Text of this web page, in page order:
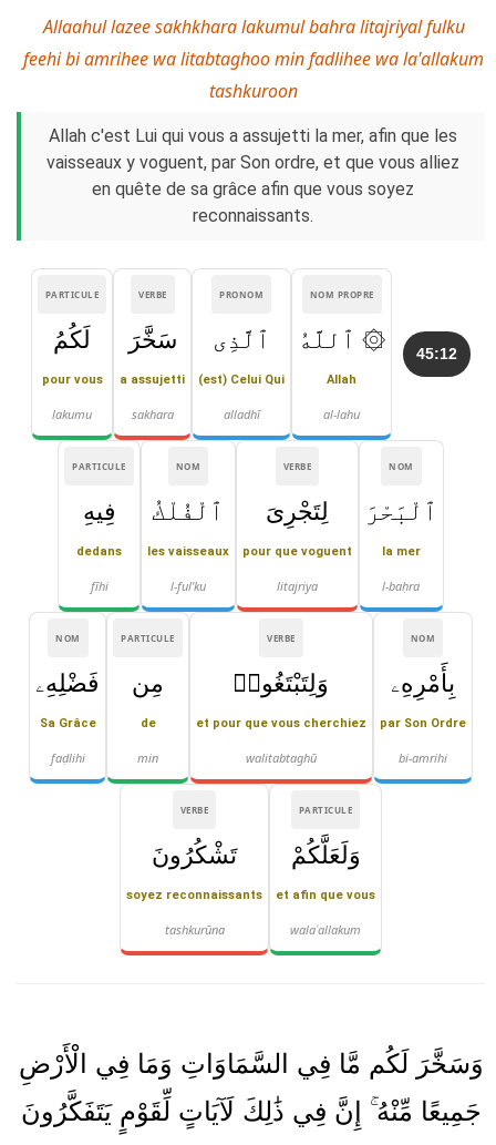
Allaahul lazee sakhkhara lakumul bahra litajriyal fulku
feehi bi amrihee wa litabtaghoo min fadlihee wa la'allakum
tashkuroon
Allah c'est Lui qui vous a assujetti la mer, afin que les
vaisseaux y voguent, par Son ordre, et que vous alliez
en quête de sa grâce afin que vous soyez
reconnaissants.
45:12
NOM PROPRE
۞ ٱللَّهُ
Allah
al-lahu
PRONOM
ٱلَّذِى
(est) Celui Qui
alladhī
VERBE
سَخَّرَ
a assujetti
sakhara
PARTICULE
لَكُمُ
pour vous
lakumu
NOM
ٱلْبَحْرَ
la mer
l-baḥra
VERBE
لِتَجْرِىَ
pour que voguent
litajriya
NOM
ٱلْفُلْكُ
les vaisseaux
l-ful'ku
PARTICULE
فِيهِ
dedans
fīhi
NOM
بِأَمْرِهِۦ
par Son Ordre
bi-amrihi
VERBE
وَلِتَبْتَغُوا۟
et pour que vous cherchiez
walitabtaghū
PARTICULE
مِن
de
min
NOM
فَضْلِهِۦ
Sa Grâce
faḍlihi
PARTICULE
وَلَعَلَّكُمْ
et afin que vous
walaʿallakum
VERBE
تَشْكُرُونَ
soyez reconnaissants
tashkurūna
وَسَخَّرَ لَكُم مَّا فِي السَّمَاوَاتِ وَمَا فِي الْأَرْضِ
جَمِيعًا مِّنْهُ ۚ إِنَّ فِي ذَٰلِكَ لَآيَاتٍ لِّقَوْمٍ يَتَفَكَّرُونَ